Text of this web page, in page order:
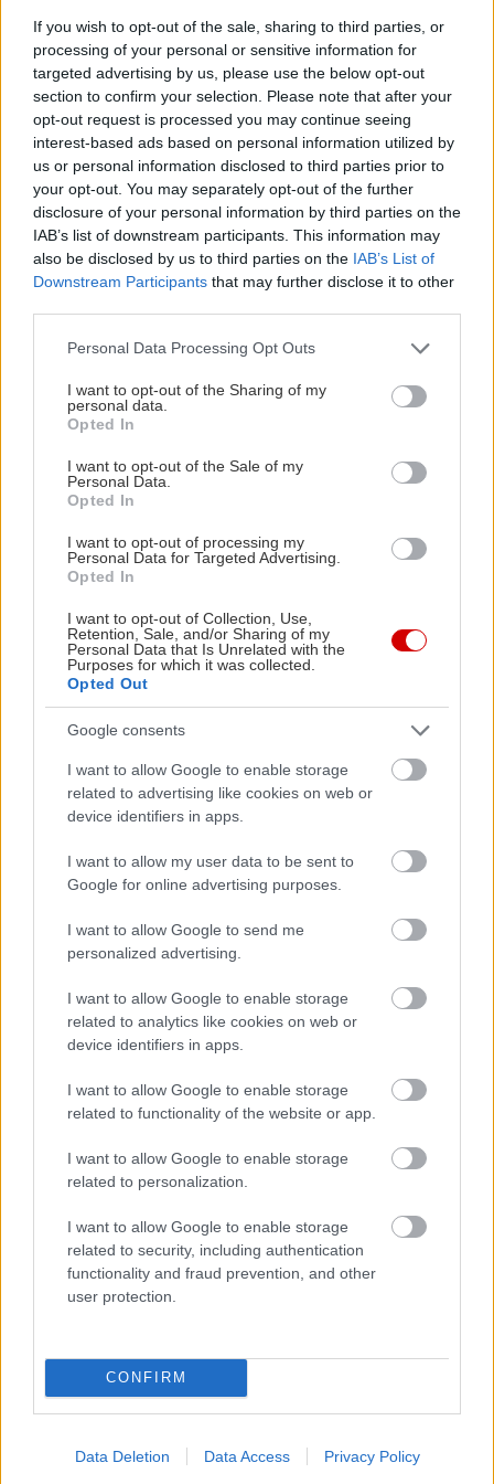
If you wish to opt-out of the sale, sharing to third parties, or
processing of your personal or sensitive information for
targeted advertising by us, please use the below opt-out
section to confirm your selection. Please note that after your
opt-out request is processed you may continue seeing
interest-based ads based on personal information utilized by
us or personal information disclosed to third parties prior to
your opt-out. You may separately opt-out of the further
disclosure of your personal information by third parties on the
IAB’s list of downstream participants. This information may
also be disclosed by us to third parties on the IAB’s List of
Downstream Participants that may further disclose it to other
Please note that this website/app uses one or more Google
not limited to your visit or usage behaviour. You may click to
grant or deny consent to Google and its third-party tags to
use your data for below specified purposes in below Google
consent section.
Personal Data Processing Opt Outs
I want to opt-out of the Sharing of my
personal data.
Opted In
I want to opt-out of the Sale of my
Personal Data.
Opted In
I want to opt-out of processing my
Personal Data for Targeted Advertising.
Opted In
I want to opt-out of Collection, Use,
Retention, Sale, and/or Sharing of my
Personal Data that Is Unrelated with the
Purposes for which it was collected.
Opted Out
Google consents
I want to allow Google to enable storage
related to advertising like cookies on web or
device identifiers in apps.
I want to allow my user data to be sent to
Google for online advertising purposes.
I want to allow Google to send me
personalized advertising.
I want to allow Google to enable storage
related to analytics like cookies on web or
device identifiers in apps.
I want to allow Google to enable storage
related to functionality of the website or app.
I want to allow Google to enable storage
related to personalization.
I want to allow Google to enable storage
related to security, including authentication
functionality and fraud prevention, and other
user protection.
CONFIRM
Data Deletion Data Access Privacy Policy
in2life team
Γεννήθηκε τον Νοέμβριο του 2005, βρήκε τον δρόμο της
(μαζί με την έμπνευση) στα στενά της Αθήνας, κι από τότε
μέχρι σήμερα δεν έχει σταματήσει να μεγαλώνει.
Αμετανόητα περίεργη, θα πάει με την ίδια ευκολία σε
με τον ίδιο ενθουσιασμό για τα ταξίδια της, τα νέα της
ημέρας, τα θέατρα της πόλης, τις παλαβομάρες του ίντερνετ